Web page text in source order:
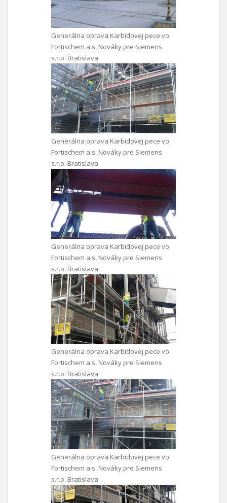
Generálna oprava Karbidovej pece vo
Fortischem a.s. Nováky pre Siemens
s.r.o. Bratislava
Generálna oprava Karbidovej pece vo
Fortischem a.s. Nováky pre Siemens
s.r.o. Bratislava
Generálna oprava Karbidovej pece vo
Fortischem a.s. Nováky pre Siemens
s.r.o. Bratislava
Generálna oprava Karbidovej pece vo
Fortischem a.s. Nováky pre Siemens
s.r.o. Bratislava
Generálna oprava Karbidovej pece vo
Fortischem a.s. Nováky pre Siemens
s.r.o. Bratislava